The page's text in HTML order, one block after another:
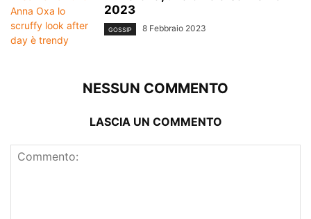
2023
GOSSIP 8 Febbraio 2023
NESSUN COMMENTO
LASCIA UN COMMENTO